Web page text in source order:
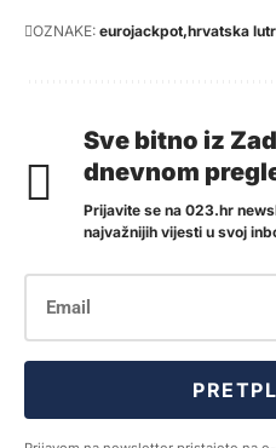
OZNAKE: eurojackpot hrvatska
Sve bitno iz
dnevnom
Prijavite se na 023.hr
najvažnijih vijesti u svoj